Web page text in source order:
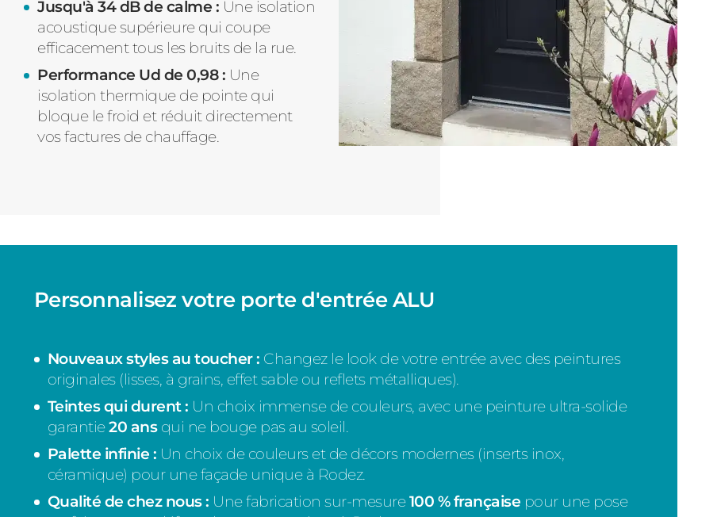
Jusqu'à 34 dB de calme : Une isolation
acoustique supérieure qui coupe
efficacement tous les bruits de la rue.
Performance Ud de 0,98 : Une
isolation thermique de pointe qui
bloque le froid et réduit directement
vos factures de chauffage.
Personnalisez votre porte d'entrée ALU
Nouveaux styles au toucher : Changez le look de votre entrée avec des peintures
originales (lisses, à grains, effet sable ou reflets métalliques).
Teintes qui durent : Un choix immense de couleurs, avec une peinture ultra-solide
garantie20 ansqui ne bouge pas au soleil.
Palette infinie : Un choix de couleurs et de décors modernes (inserts inox,
céramique) pour une façade unique à Rodez.
Qualité de chez nous : Une fabrication sur-mesure100 % française pour une pose